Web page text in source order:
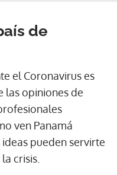
de
el Coronavirus es
las opiniones de
ven Panamá
pueden servirte
crisis.